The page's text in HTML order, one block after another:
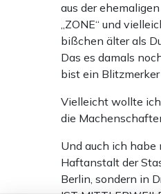
aus der ehemaligen
,,ZONE“ und
bißchen älter als
Das es damals
bist ein Blitzmerker
Vielleicht wollte
die
Und auch ich habe
Haftanstalt der
Berlin, sondern in